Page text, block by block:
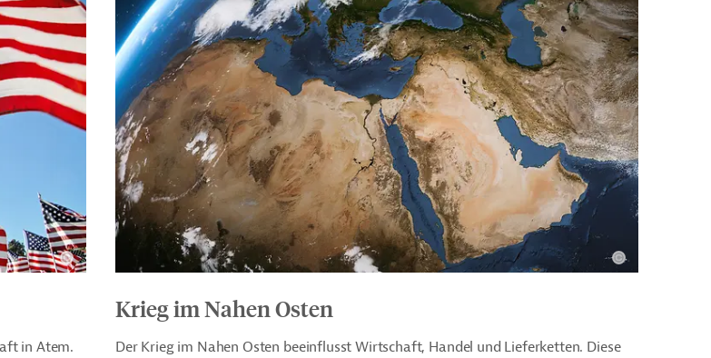
in Atem.
Krieg im Nahen Osten
Der Krieg im Nahen Osten beeinflusst Wirtschaft, Handel und Lieferketten. Diese